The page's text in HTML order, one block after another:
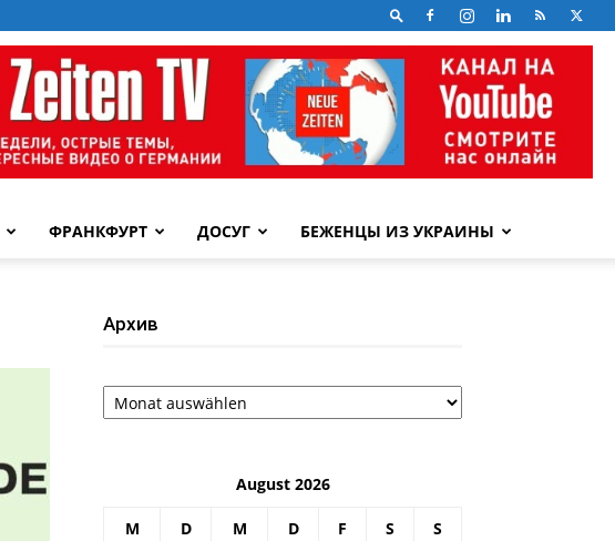
ФРАНКФУРТ ДОСУГ БЕЖЕНЦЫ ИЗ УКРАИНЫ
Архив
Архив
August 2026
M D M D F S S